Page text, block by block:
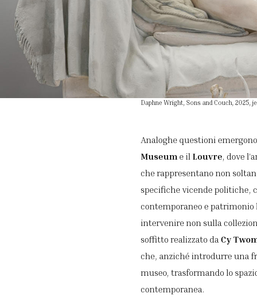
Daphne Wright, Sons and Couch, 2025,
Analoghe questioni
Museum e il Louvre, dove
che rappresentano non
specifiche vicende politiche,
contemporaneo e
intervenire non sulla
soffitto realizzato da Cy
che, anziché introdurre una
museo, trasformando lo
contemporanea.